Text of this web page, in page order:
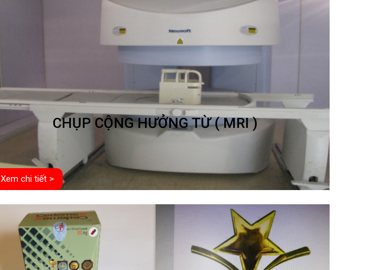
CHỤP CỘNG HƯỞNG TỪ ( MRI )
Xem chi tiết >